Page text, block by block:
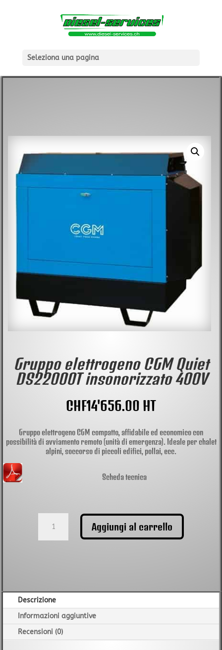
Seleziona una pagina
Gruppo elettrogeno CGM Quiet
DS22000T insonorizzato 400V
CHF14'656.00 HT
Gruppo elettrogeno CGM compatto, affidabile ed economico con
possibilità di avviamento remoto (unità di emergenza). Ideale per chalet
alpini, soccorso di piccoli edifici, pollai, ecc.
Scheda tecnica
elettrogeno
Aggiungi al carrello
Descrizione
Informazioni aggiuntive
Recensioni (0)